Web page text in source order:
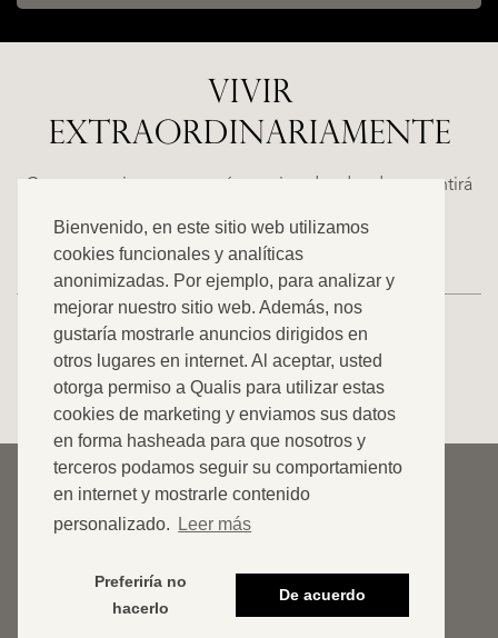
Bienvenido, en este sitio web utilizamos
cookies funcionales y analíticas
anonimizadas. Por ejemplo, para analizar y
mejorar nuestro sitio web. Además, nos
gustaría mostrarle anuncios dirigidos en
otros lugares en internet. Al aceptar, usted
otorga permiso a Qualis para utilizar estas
cookies de marketing y enviamos sus datos
en forma hasheada para que nosotros y
terceros podamos seguir su comportamiento
en internet y mostrarle contenido
personalizado.
Leer más
Preferiría no
hacerlo
De acuerdo
VIVIR
EXTRAORDINARIAMENTE
Casas espaciosas con carácter, situadas donde se sentirá
como en casa. Descubra nuestra oferta exclusiva.
NUEVO
ESTEPONA
NACARE
2.500.000
VER TODOS NUESTROS ANUNCIOS
© 2026 Qualis International Realty
Descargar de responsabilidad
Declaración de privacidad